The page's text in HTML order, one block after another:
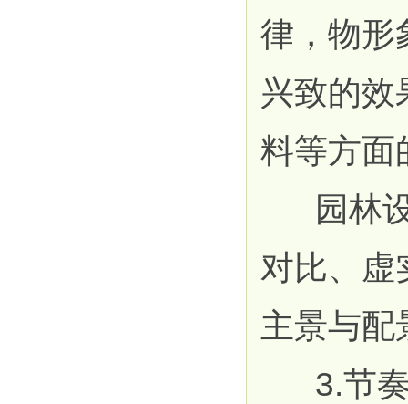
律，物形
兴致的效
料等方面
园林设
对比、虚
主景与配
3.节奏